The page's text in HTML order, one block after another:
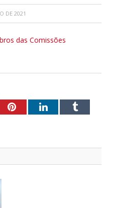
DE 2021
das Comissões
PinterestLinkedInTumblr